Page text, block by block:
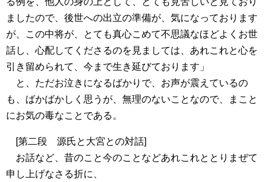
ましたので、後世への出立の準備が、気になっております
が、この中将が、とても真心こめて不思議なほどよくお世
話し、心配してくださるのを見ましては、あれこれと心を
引き留められて、今まで生き延びております」
と、ただお泣きになるばかりで、お声が震えているの
も、ばかばかしく思うが、無理のないことなので、まこと
にお気の毒なことである。
[第二段 源氏と大宮との対話]
お話など、昔のこと今のことなどあれこれととりまぜて
申し上げなさる折に、